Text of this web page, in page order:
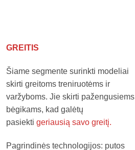
GREITIS
Šiame segmente surinkti modeliai
skirti greitoms treniruotėms ir
varžyboms. Jie skirti pažengusiems
bėgikams, kad galėtų
pasiekti geriausią savo greitį.
Pagrindinės technologijos: putos